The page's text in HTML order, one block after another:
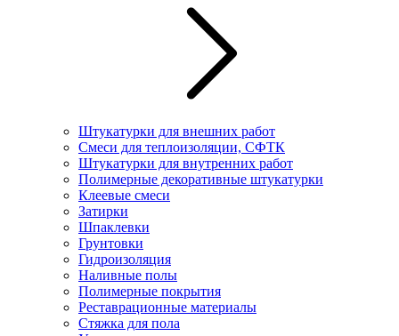
Штукатурки для внешних работ
Смеси для теплоизоляции, СФТК
Штукатурки для внутренних работ
Полимерные декоративные штукатурки
Клеевые смеси
Затирки
Шпаклевки
Грунтовки
Гидроизоляция
Наливные полы
Полимерные покрытия
Реставрационные материалы
Стяжка для пола